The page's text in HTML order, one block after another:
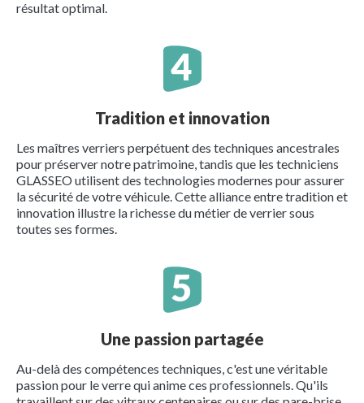
résultat optimal.
Tradition et innovation
Les maîtres verriers perpétuent des techniques ancestrales
pour préserver notre patrimoine, tandis que les techniciens
GLASSEO utilisent des technologies modernes pour assurer
la sécurité de votre véhicule. Cette alliance entre tradition et
innovation illustre la richesse du métier de verrier sous
toutes ses formes.
Une passion partagée
Au-delà des compétences techniques, c'est une véritable
passion pour le verre qui anime ces professionnels. Qu'ils